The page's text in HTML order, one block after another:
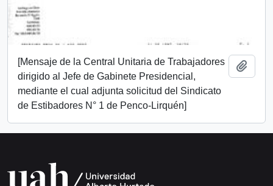
[Mensaje de la Central Unitaria de Trabajadores
dirigido al Jefe de Gabinete Presidencial,
mediante el cual adjunta solicitud del Sindicato
de Estibadores N° 1 de Penco-Lirquén]